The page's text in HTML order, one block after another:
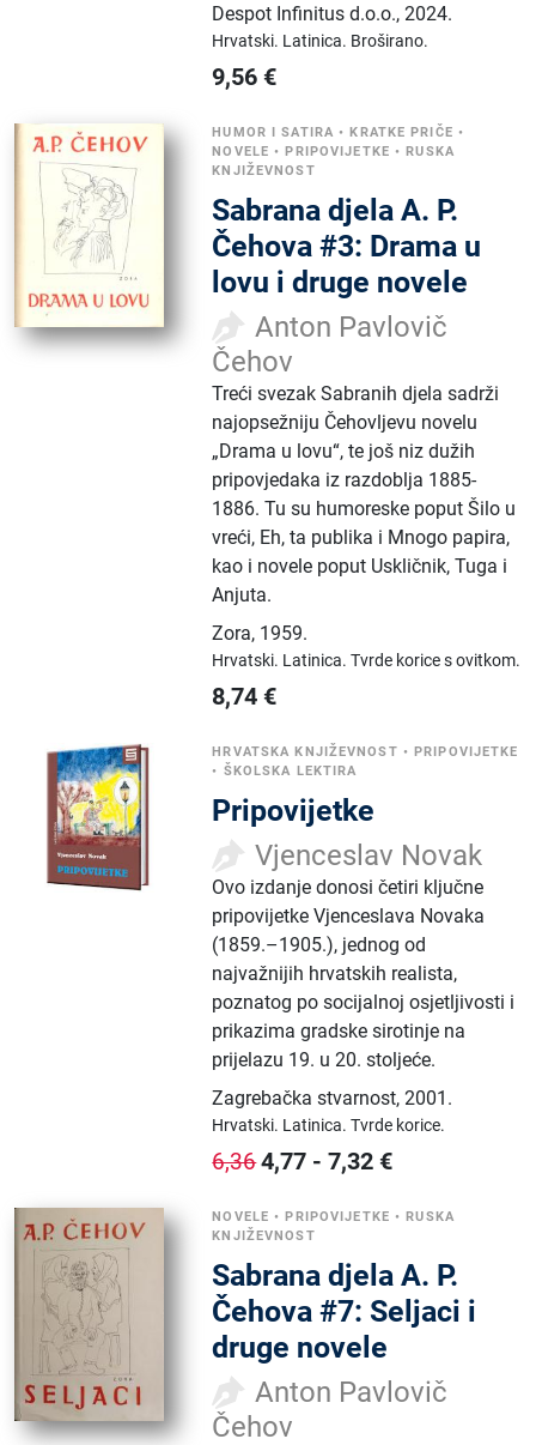
Despot Infinitus d.o.o.,2024.
Hrvatski. Latinica. Broširano.
9,56 €
HUMOR I SATIRA •KRATKE PRIČE •
NOVELE •PRIPOVIJETKE •RUSKA
KNJIŽEVNOST
Sabrana djela A. P.
Čehova #3: Drama u
lovu i druge novele
Anton Pavlovič
Čehov
Treći svezak Sabranih djela sadrži
najopsežniju Čehovljevu novelu
„Drama u lovu“, te još niz dužih
pripovjedaka iz razdoblja 1885-
1886. Tu su humoreske poput Šilo u
vreći, Eh, ta publika i Mnogo papira,
kao i novele poput Uskličnik, Tuga i
Anjuta.
Zora, 1959.
Hrvatski. Latinica.Tvrde korice s ovitkom.
8,74 €
HRVATSKA KNJIŽEVNOST •PRIPOVIJETKE
• ŠKOLSKA LEKTIRA
Pripovijetke
Vjenceslav Novak
Ovo izdanje donosi četiri ključne
pripovijetke Vjenceslava Novaka
(1859.–1905.), jednog od
najvažnijih hrvatskih realista,
poznatog po socijalnoj osjetljivosti i
prikazima gradske sirotinje na
prijelazu 19. u 20. stoljeće.
Zagrebačka stvarnost,2001.
Hrvatski. Latinica.Tvrde korice.
6,364,77 -7,32 €
NOVELE •PRIPOVIJETKE •RUSKA
KNJIŽEVNOST
Sabrana djela A. P.
Čehova #7: Seljaci i
druge novele
Anton Pavlovič
Čehov